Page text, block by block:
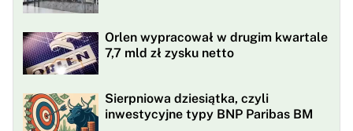
Orlen wypracował w drugim kwartale
7,7 mld zł zysku netto
Sierpniowa dziesiątka, czyli
inwestycyjne typy BNP Paribas BM